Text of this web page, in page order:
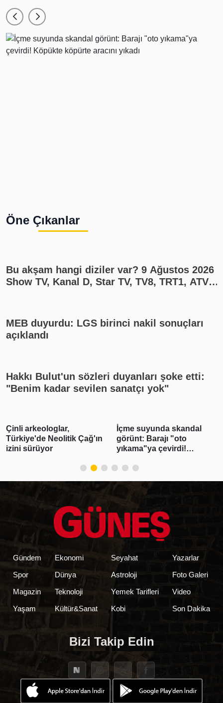
Öne Çıkanlar
Bu akşam hangi diziler var? 9 Ağustos 2026
Show TV, Kanal D, Star TV, TV8, TRT1, ATV
MEB duyurdu: LGS birinci nakil sonuçları
açıklandı
Hakkı Bulut'un sözleri duyanları şoke etti:
"Benim kadar sevilen sanatçı yok"
İçme suyunda skandal
görünt: Barajı "oto
yıkama"ya çevirdi!
Ülke alarm durumuna
geçti! 390 bin kişi tahliye
edildi
Gündem
Spor
Magazin
Yaşam
Ekonomi
Dünya
Teknoloji
Kültür&Sanat
Seyahat
Astroloji
Yemek Tarifleri
Kobi
Yazarlar
Foto Galeri
Video
Son Dakika
Bizi Takip Edin